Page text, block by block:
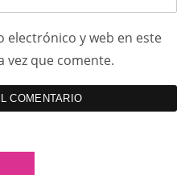
y web en este
vez que comente.